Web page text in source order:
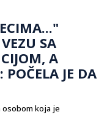
SA
A
JE DA
osobom koja je